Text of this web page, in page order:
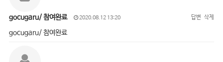
gocugaru/ 참여완료 2020.08.12 13:20 답변 삭제
gocugaru/ 참여완료